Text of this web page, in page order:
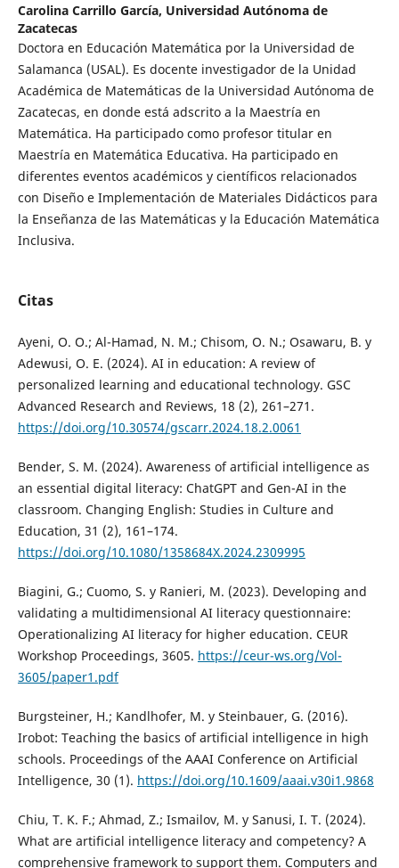
Carolina Carrillo García, Universidad Autónoma de
Zacatecas
Doctora en Educación Matemática por la Universidad de
Salamanca (USAL). Es docente investigador de la Unidad
Académica de Matemáticas de la Universidad Autónoma de
Zacatecas, en donde está adscrito a la Maestría en
Matemática. Ha participado como profesor titular en
Maestría en Matemática Educativa. Ha participado en
diferentes eventos académicos y científicos relacionados
con Diseño e Implementación de Materiales Didácticos para
la Enseñanza de las Matemáticas y la Educación Matemática
Inclusiva.
Citas
Ayeni, O. O.; Al-Hamad, N. M.; Chisom, O. N.; Osawaru, B. y
Adewusi, O. E. (2024). AI in education: A review of
personalized learning and educational technology. GSC
Advanced Research and Reviews, 18 (2), 261–271.
https://doi.org/10.30574/gscarr.2024.18.2.0061
Bender, S. M. (2024). Awareness of artificial intelligence as
an essential digital literacy: ChatGPT and Gen-AI in the
classroom. Changing English: Studies in Culture and
Education, 31 (2), 161–174.
https://doi.org/10.1080/1358684X.2024.2309995
Biagini, G.; Cuomo, S. y Ranieri, M. (2023). Developing and
validating a multidimensional AI literacy questionnaire:
Operationalizing AI literacy for higher education. CEUR
Workshop Proceedings, 3605. https://ceur-ws.org/Vol-
3605/paper1.pdf
Burgsteiner, H.; Kandlhofer, M. y Steinbauer, G. (2016).
Irobot: Teaching the basics of artificial intelligence in high
schools. Proceedings of the AAAI Conference on Artificial
Intelligence, 30 (1). https://doi.org/10.1609/aaai.v30i1.9868
Chiu, T. K. F.; Ahmad, Z.; Ismailov, M. y Sanusi, I. T. (2024).
What are artificial intelligence literacy and competency? A
comprehensive framework to support them. Computers and